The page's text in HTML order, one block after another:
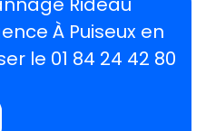
À Puiseux en
le 01 84 24 42 80